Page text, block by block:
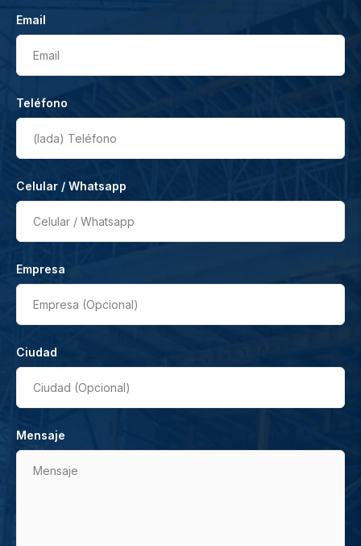
Email
Email
Teléfono
(lada) Teléfono
Celular / Whatsapp
Celular / Whatsapp
Empresa
Empresa (Opcional)
Ciudad
Ciudad (Opcional)
Mensaje
Mensaje